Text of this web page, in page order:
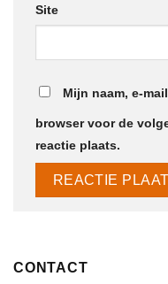
Site
Mijn naam, e-
browser voor de
reactie plaats.
CONTACT